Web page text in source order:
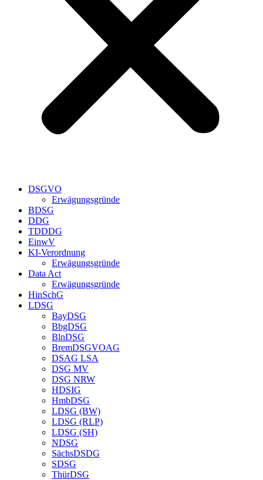
DSGVO
Erwägungsgründe
BDSG
DDG
TDDDG
EinwV
KI-Verordnung
Erwägungsgründe
Data Act
Erwägungsgründe
HinSchG
LDSG
BayDSG
BbgDSG
BlnDSG
BremDSGVOAG
DSAG LSA
DSG MV
DSG NRW
HDSIG
HmbDSG
LDSG (BW)
LDSG (RLP)
LDSG (SH)
NDSG
SächsDSDG
SDSG
ThürDSG